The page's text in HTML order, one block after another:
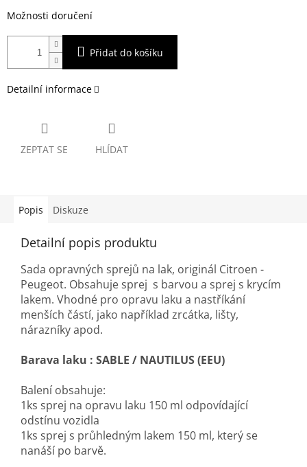
Možnosti doručení
Přidat do košíku
Detailní informace
ZEPTAT SE HLÍDAT
Popis Diskuze
Detailní popis produktu
Sada opravných sprejů na lak, originál Citroen -
Peugeot. Obsahuje sprej s barvou a sprej s krycím
lakem. Vhodné pro opravu laku a nastříkání
menších částí, jako například zrcátka, lišty,
nárazníky apod.
Barava laku : SABLE / NAUTILUS (EEU)
Balení obsahuje:
1ks sprej na opravu laku 150 ml odpovídající
odstínu vozidla
1ks sprej s průhledným lakem 150 ml, který se
nanáší po barvě.